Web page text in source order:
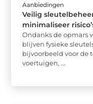
Aanbiedingen
Veilig
minimaliseer
Ondanks de opmars
blijven fysieke
bijvoorbeeld voor de
voertuigen, ...